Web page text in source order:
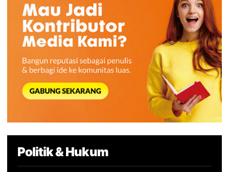
Politik & Hukum